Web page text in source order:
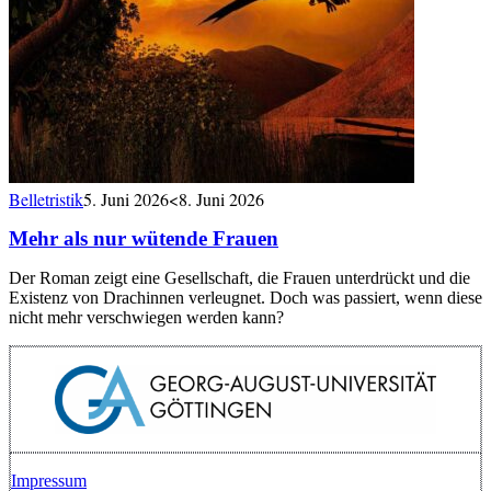
Belletristik5. Juni 2026<8. Juni 2026
Mehr als nur wütende Frauen
Der Roman zeigt eine Gesellschaft, die Frauen unterdrückt und die
Existenz von Drachinnen verleugnet. Doch was passiert, wenn diese
nicht mehr verschwiegen werden kann?
Impressum